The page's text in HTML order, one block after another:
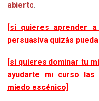
abierto.
[si quieres aprender
persuasiva quizás
[si quieres dominar tu
ayudarte mi curso
miedo escénico]